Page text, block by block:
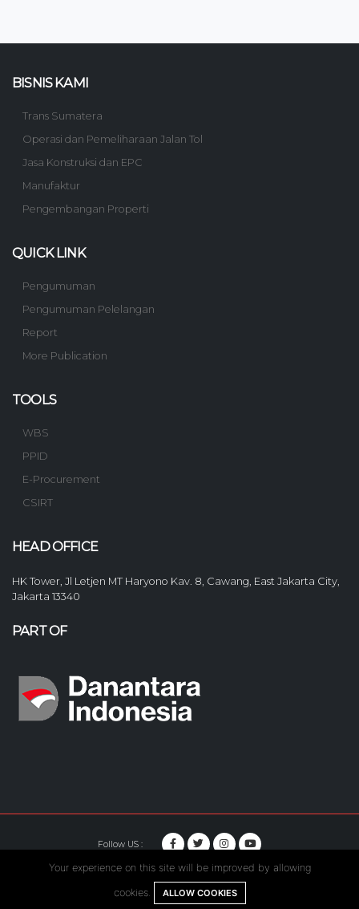
BISNIS KAMI
Trans Sumatera
Operasi dan Pemeliharaan Jalan Tol
Jasa Konstruksi dan EPC
Manufaktur
Pengembangan Properti
QUICK LINK
Pengumuman
Pengumuman Pelelangan
Report
More Publication
TOOLS
WBS
PPID
E-Procurement
CSIRT
HEAD OFFICE
HK Tower, Jl Letjen MT Haryono Kav. 8, Cawang, East Jakarta City,
Jakarta 13340
PART OF
Follow US :
© Copyright 2020. Hutama Karya All Rights Reserved.
Your experience on this site will be improved by allowing
cookies. ALLOW COOKIES